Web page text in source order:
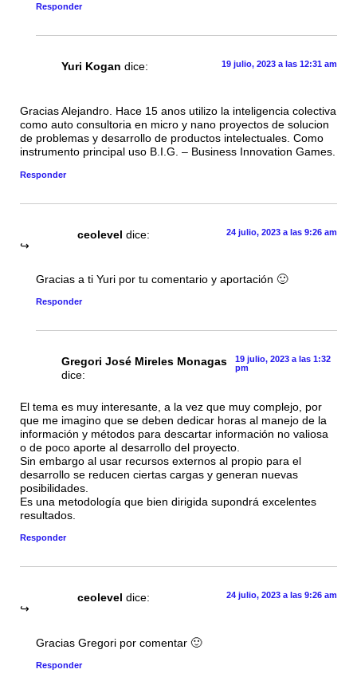
Responder
Yuri Kogan dice: 19 julio, 2023 a las 12:31 am
Gracias Alejandro. Hace 15 anos utilizo la inteligencia colectiva
como auto consultoria en micro y nano proyectos de solucion
de problemas y desarrollo de productos intelectuales. Como
instrumento principal uso B.I.G. – Business Innovation Games.
Responder
ceolevel dice: 24 julio, 2023 a las 9:26 am
Gracias a ti Yuri por tu comentario y aportación 🙂
Responder
Gregori José Mireles Monagas
dice:
19 julio, 2023 a las 1:32
pm
El tema es muy interesante, a la vez que muy complejo, por
que me imagino que se deben dedicar horas al manejo de la
información y métodos para descartar información no valiosa
o de poco aporte al desarrollo del proyecto.
Sin embargo al usar recursos externos al propio para el
desarrollo se reducen ciertas cargas y generan nuevas
posibilidades.
Es una metodología que bien dirigida supondrá excelentes
resultados.
Responder
ceolevel dice: 24 julio, 2023 a las 9:26 am
Gracias Gregori por comentar 🙂
Responder